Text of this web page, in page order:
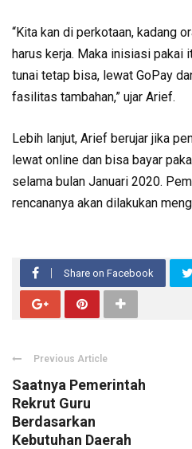
“Kita kan di perkotaan, kadang
harus kerja. Maka inisiasi pakai
tunai tetap bisa, lewat GoPay
fasilitas tambahan,” ujar Arief.
Lebih lanjut, Arief berujar jika
lewat online dan bisa bayar
selama bulan Januari 2020.
rencananya akan dilakukan
Share on Facebook
Previous Article
Saatnya Pemerintah
Rekrut Guru
Berdasarkan
Kebutuhan Daerah